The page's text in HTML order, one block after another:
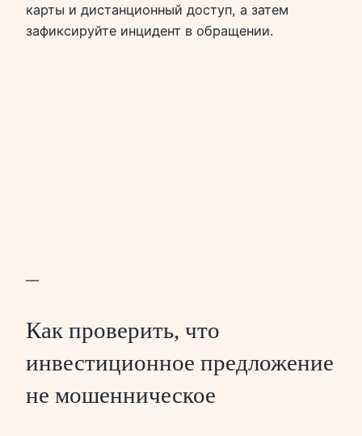
карты и дистанционный доступ, а затем
зафиксируйте инцидент в обращении.
—
Как проверить, что
инвестиционное предложение
не мошенническое